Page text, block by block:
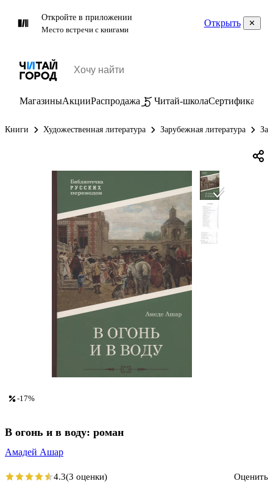
Откройте в приложении
Место встречи с книгами
Открыть
МагазиныАкцииРаспродажа Читай-школаСертификаты
Книги Художественная литература Зарубежная литература
-17%
В огонь и в воду: роман
Амадей Ашар
4.3(3 оценки)
Оценить